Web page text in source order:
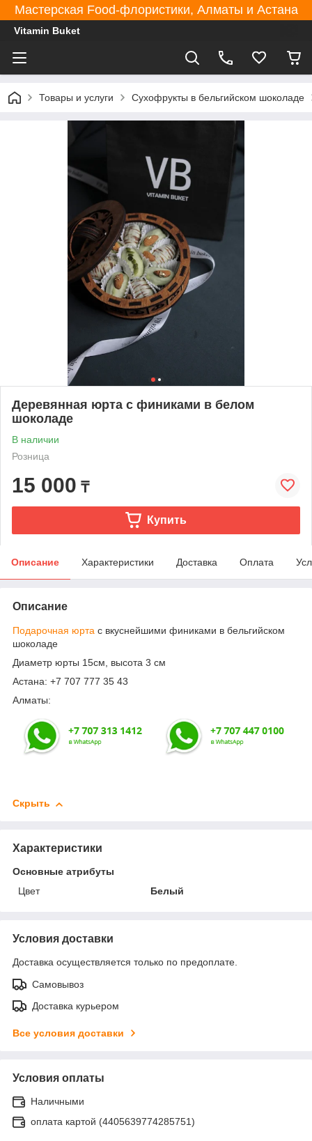
Мастерская Food-флористики, Алматы и Астана
Vitamin Buket
Товары и услуги Сухофрукты в бельгийском шоколаде
Деревянная юрта с финиками в белом
шоколаде
В наличии
Розница
15 000 ₸
Купить
Описание Характеристики Доставка Оплата
Описание
Подарочная юрта с вкуснейшими финиками в бельгийском
шоколаде
Диаметр юрты 15см, высота 3 см
Астана: +7 707 777 35 43
Алматы:
Скрыть
Характеристики
Основные атрибуты
Цвет
Белый
Условия доставки
Доставка осуществляется только по предоплате.
Самовывоз
Доставка курьером
Все условия доставки
Условия оплаты
Наличными
оплата картой (4405639774285751)